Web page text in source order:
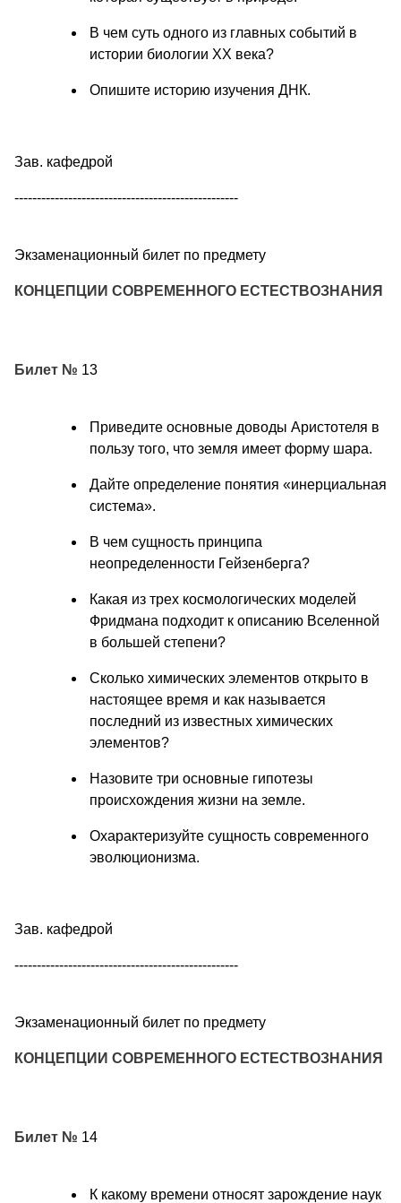
В чем суть одного из главных событий в
истории биологии XX века?
Опишите историю изучения ДНК.
Зав. кафедрой
--------------------------------------------------
Экзаменационный билет по предмету
КОНЦЕПЦИИ СОВРЕМЕННОГО ЕСТЕСТВОЗНАНИЯ
Билет № 13
Приведите основные доводы Аристотеля в
пользу того, что земля имеет форму шара.
Дайте определение понятия «инерциальная
система».
В чем сущность принципа
неопределенности Гейзенберга?
Какая из трех космологических моделей
Фридмана подходит к описанию Вселенной
в большей степени?
Сколько химических элементов открыто в
настоящее время и как называется
последний из известных химических
элементов?
Назовите три основные гипотезы
происхождения жизни на земле.
Охарактеризуйте сущность современного
эволюционизма.
Зав. кафедрой
--------------------------------------------------
Экзаменационный билет по предмету
КОНЦЕПЦИИ СОВРЕМЕННОГО ЕСТЕСТВОЗНАНИЯ
Билет № 14
К какому времени относят зарождение наук